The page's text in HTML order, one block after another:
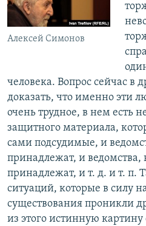
Алексей Симонов
человека. Вопрос сейчас в
доказать, что именно эти
очень трудное, в нем есть
защитного материала,
сами подсудимые, и
принадлежат, и
принадлежат, и т. д. и т. п.
ситуаций, которые в силу
существования проникли
из этого истинную